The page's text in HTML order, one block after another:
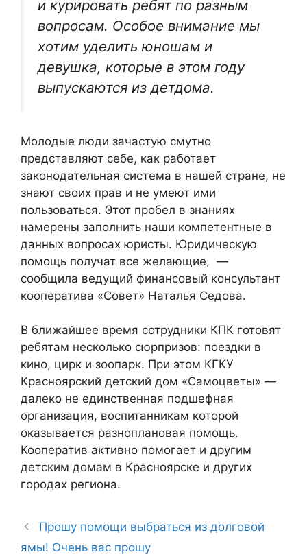
и курировать ребят по разным
вопросам. Особое внимание мы
хотим уделить юношам и
девушка, которые в этом году
выпускаются из детдома.
Молодые люди зачастую смутно
представляют себе, как работает
законодательная система в нашей стране, не
знают своих прав и не умеют ими
пользоваться. Этот пробел в знаниях
намерены заполнить наши компетентные в
данных вопросах юристы. Юридическую
помощь получат все желающие, —
сообщила ведущий финансовый консультант
кооператива «Совет» Наталья Седова.
В ближайшее время сотрудники КПК готовят
ребятам несколько сюрпризов: поездки в
кино, цирк и зоопарк. При этом КГКУ
Красноярский детский дом «Самоцветы» —
далеко не единственная подшефная
организация, воспитанникам которой
оказывается разноплановая помощь.
Кооператив активно помогает и другим
детским домам в Красноярске и других
городах региона.
Прошу помощи выбраться из долговой
ямы! Очень вас прошу